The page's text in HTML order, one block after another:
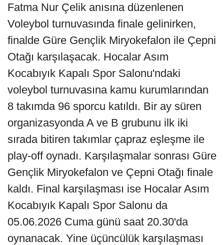
Fatma Nur Çelik anısına düzenlenen
Voleybol turnuvasında finale gelinirken,
finalde Güre Gençlik Miryokefalon ile Çepni
Otağı karşılaşacak. Hocalar Asım
Kocabıyık Kapalı Spor Salonu'ndaki
voleybol turnuvasına kamu kurumlarından
8 takımda 96 sporcu katıldı. Bir ay süren
organizasyonda A ve B grubunu ilk iki
sırada bitiren takımlar çapraz eşleşme ile
play-off oynadı. Karşılaşmalar sonrası Güre
Gençlik Miryokefalon ve Çepni Otağı finale
kaldı. Final karşılaşması ise Hocalar Asım
Kocabıyık Kapalı Spor Salonu da
05.06.2026 Cuma günü saat 20.30'da
oynanacak. Yine üçüncülük karşılaşması